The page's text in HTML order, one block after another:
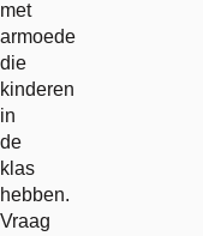
met
armoede
die
kinderen
in
de
klas
hebben.
Vraag